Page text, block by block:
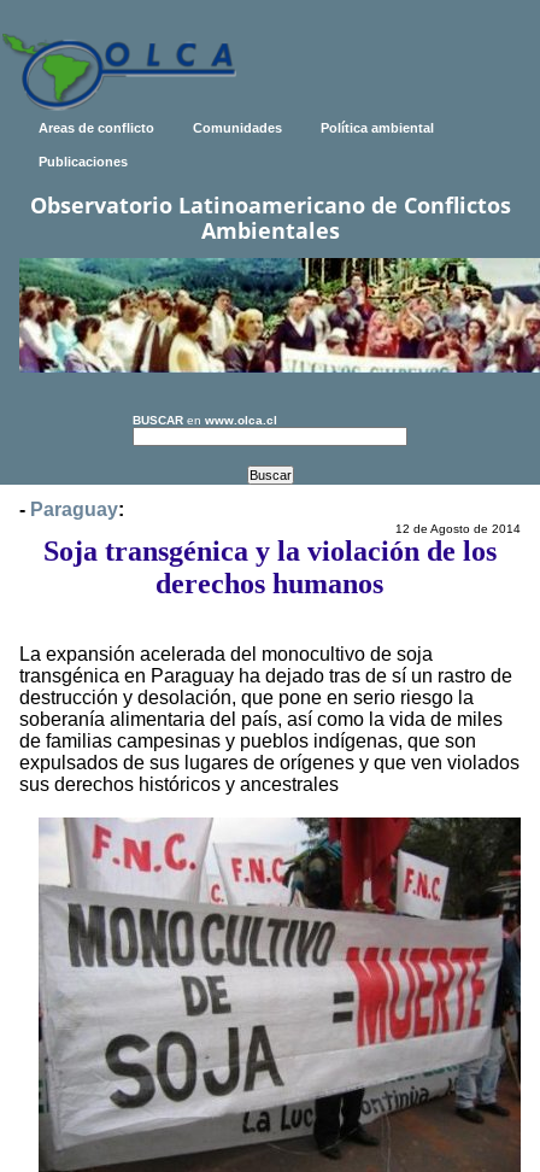
Areas de conflicto Comunidades Política ambiental
Publicaciones
Observatorio Latinoamericano de Conflictos
Ambientales
BUSCAR en www.olca.cl
- Paraguay:
12 de Agosto de 2014
Soja transgénica y la violación de los
derechos humanos
La expansión acelerada del monocultivo de soja
transgénica en Paraguay ha dejado tras de sí un rastro de
destrucción y desolación, que pone en serio riesgo la
soberanía alimentaria del país, así como la vida de miles
de familias campesinas y pueblos indígenas, que son
expulsados de sus lugares de orígenes y que ven violados
sus derechos históricos y ancestrales